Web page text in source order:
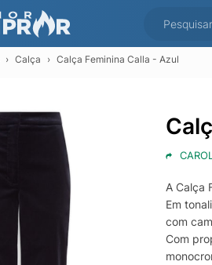
Calça Calça Feminina Calla - Azul
A Calça
Em
com
Com